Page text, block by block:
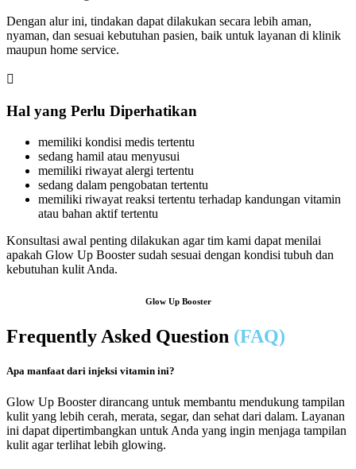
Dengan alur ini, tindakan dapat dilakukan secara lebih aman,
nyaman, dan sesuai kebutuhan pasien, baik untuk layanan di klinik
maupun home service.

Hal yang Perlu Diperhatikan
memiliki kondisi medis tertentu
sedang hamil atau menyusui
memiliki riwayat alergi tertentu
sedang dalam pengobatan tertentu
memiliki riwayat reaksi tertentu terhadap kandungan vitamin
atau bahan aktif tertentu
Konsultasi awal penting dilakukan agar tim kami dapat menilai
apakah Glow Up Booster sudah sesuai dengan kondisi tubuh dan
kebutuhan kulit Anda.
Glow Up Booster
Frequently Asked Question (FAQ)
Apa manfaat dari injeksi vitamin ini?
Glow Up Booster dirancang untuk membantu mendukung tampilan
kulit yang lebih cerah, merata, segar, dan sehat dari dalam. Layanan
ini dapat dipertimbangkan untuk Anda yang ingin menjaga tampilan
kulit agar terlihat lebih glowing.